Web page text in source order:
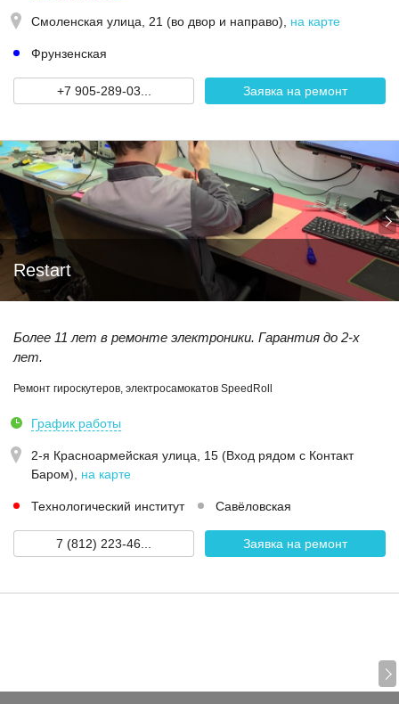
Смоленская улица, 21 (во двор и направо) на карте
Фрунзенская
+7 905-289-03... Заявка на ремонт
Restart
Более 11 лет в ремонте электроники. Гарантия до 2-х
лет.
Ремонт гироскутеров, электросамокатов SpeedRoll
График работы
2-я Красноармейская улица, 15 (Вход рядом с Контакт
Баром)
на карте
Технологический институт Савёловская
7 (812) 223-46... Заявка на ремонт